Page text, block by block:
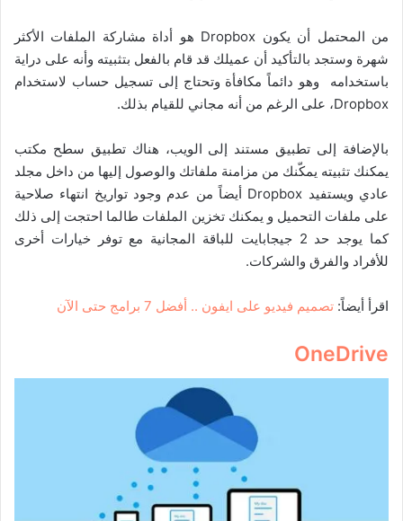
من المحتمل أن يكون Dropbox هو أداة مشاركة الملفات الأكثر
شهرة وستجد بالتأكيد أن عميلك قد قام بالفعل بتثبيته وأنه على دراية
باستخدامه وهو دائماً مكافأة وتحتاج إلى تسجيل حساب لاستخدام
Dropbox، على الرغم من أنه مجاني للقيام بذلك.
بالإضافة إلى تطبيق مستند إلى الويب، هناك تطبيق سطح مكتب
يمكنك تثبيته يمكّنك من مزامنة ملفاتك والوصول إليها من داخل مجلد
عادي ويستفيد Dropbox أيضاً من عدم وجود تواريخ انتهاء صلاحية
على ملفات التحميل و يمكنك تخزين الملفات طالما احتجت إلى ذلك
كما يوجد حد 2 جيجابايت للباقة المجانية مع توفر خيارات أخرى
للأفراد والفرق والشركات.
اقرأ أيضاً: تصميم فيديو على ايفون .. أفضل 7 برامج حتى الآن
OneDrive